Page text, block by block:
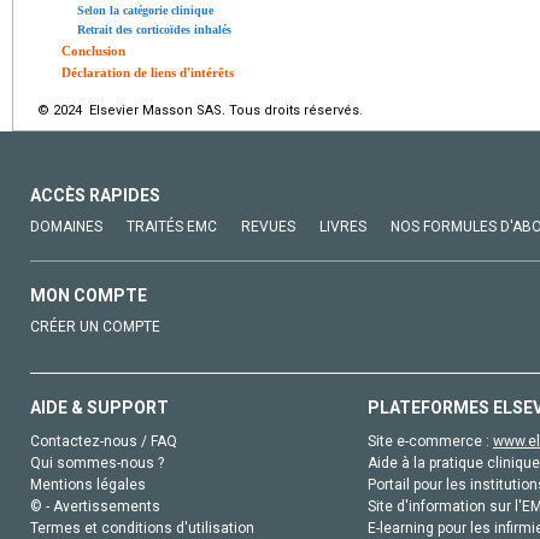
Selon la catégorie clinique
Retrait des corticoïdes inhalés
Conclusion
Déclaration de liens d'intérêts
© 2024 Elsevier Masson SAS. Tous droits réservés.
ACCÈS RAPIDES
DOMAINES TRAITÉS EMC REVUES LIVRES NOS FORMULES
MON COMPTE
CRÉER UN COMPTE
AIDE & SUPPORT
Contactez-nous / FAQ
Qui sommes-nous ?
Mentions légales
© - Avertissements
Termes et conditions d'utilisation
PLATEFORMES
Site e-commerce :
Aide à la pratique
Portail pour les
Site d'information sur
E-learning pour les